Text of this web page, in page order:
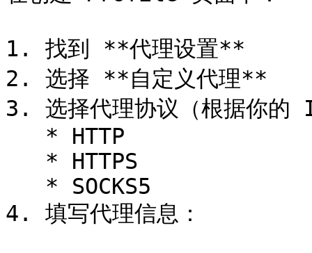
1. 找到 **代理设置**
2. 选择 **自定义代理**
3. 选择代理协议（根据你的
4. 填写代理信息：